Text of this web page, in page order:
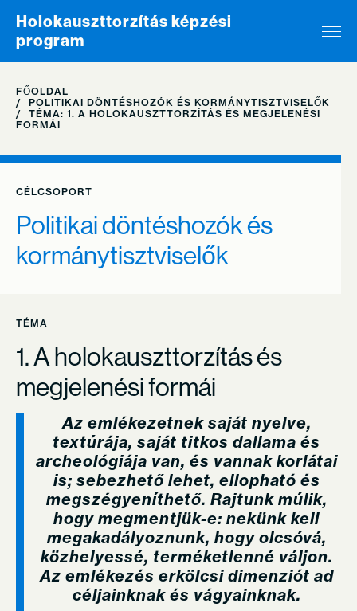
Skip to content
Holokauszttorzítás képzési
program
FŐOLDAL
POLITIKAI DÖNTÉSHOZÓK ÉS KORMÁNYTISZTVISELŐK
TÉMA: 1. A HOLOKAUSZTTORZÍTÁS ÉS MEGJELENÉSI
FORMÁI
CÉLCSOPORT
Politikai döntéshozók és
kormánytisztviselők
TÉMA
1. A holokauszttorzítás és
megjelenési formái
Az emlékezetnek saját nyelve,
textúrája, saját titkos dallama és
archeológiája van, és vannak korlátai
is; sebezhető lehet, ellopható és
megszégyeníthető. Rajtunk múlik,
hogy megmentjük-e: nekünk kell
megakadályoznunk, hogy olcsóvá,
közhelyessé, terméketlenné váljon.
Az emlékezés erkölcsi dimenziót ad
céljainknak és vágyainknak.